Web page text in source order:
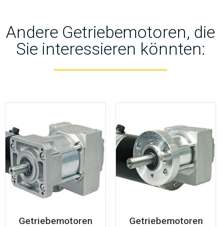
Andere Getriebemotoren, die
Sie interessieren könnten:
Getriebemotoren
Getriebemotoren